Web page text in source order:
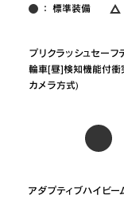
： 標準装備
プリクラッシュセー
輪車[昼]検知機能付衝
カメラ方式)